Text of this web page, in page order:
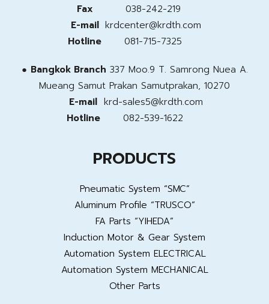
Fax
038-242-219
E-mail krdcenter@krdth.com
Hotline
081-715-7325
● Bangkok Branch 337 Moo.9 T. Samrong Nuea A.
Mueang Samut Prakan Samutprakan, 10270
E-mail krd-sales5@krdth.com
Hotline
082-539-1622
PRODUCTS
Pneumatic System “SMC”
Aluminum Profile “TRUSCO”
FA Parts “YIHEDA”
Induction Motor & Gear System
Automation System ELECTRICAL
Automation System MECHANICAL
Other Parts